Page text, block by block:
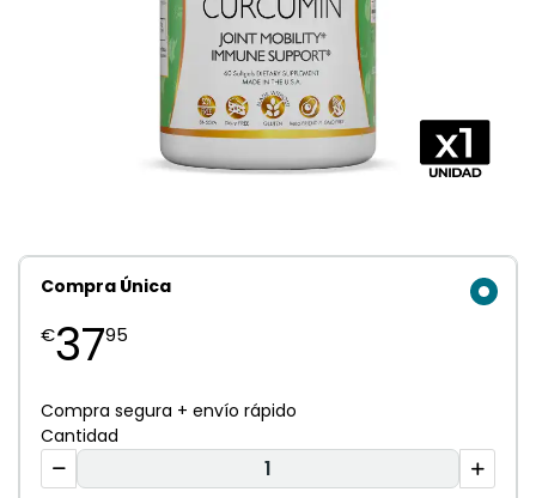
Compra Única
€3795
Compra segura + envío rápido
Cantidad